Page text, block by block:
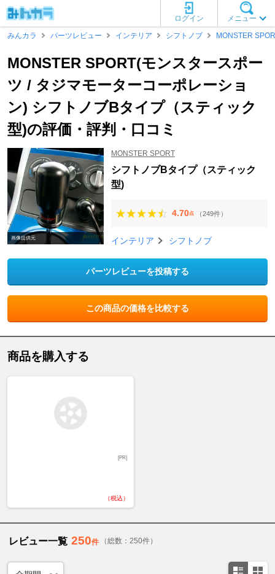
メニュー
ログイン
みんカラ
パーツレビュー インテリア シフトノブ MONSTER
MONSTER SPORT(モンスタースポー
ツ / タジマモーターコーポレーショ
ン) シフトノブBタイプ（スティック
型)の評価・評判・口コミ
画像提供元
MONSTER SPORT
シフトノブBタイプ（スティック
型)
4.70点 （249件）
インテリア シフトノブ
パーツレビューを投稿する
この商品の価格を比較する
商品を購入する
[PR]
（税込）
レビュー一覧 250件 （総数：250件）